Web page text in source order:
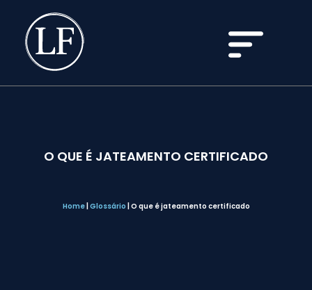
O QUE É JATEAMENTO CERTIFICADO
Home| Glossário O que é jateamento certificado